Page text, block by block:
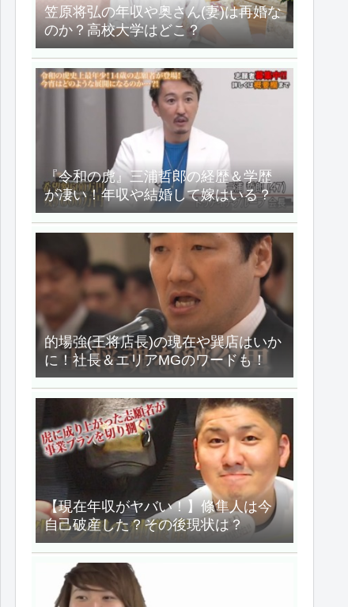
笠原将弘の年収や奥さん(妻)は再婚な
のか？高校大学はどこ？
『令和の虎』三浦哲郎の経歴＆学歴
が凄い！年収や結婚して嫁はいる？
的場強(王将店長)の現在や巽店はいか
に！社長＆エリアMGのワードも！
【現在年収がヤバい！】條隼人は今
自己破産した？その後現状は？